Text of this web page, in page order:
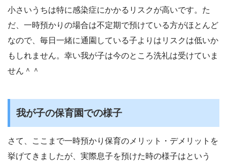
小さいうちは特に感染症にかかるリスクが高いです。た
だ、一時預かりの場合は不定期で預けている方がほとんど
なので、毎日一緒に通園している子よりはリスクは低いか
もしれません。幸い我が子は今のところ洗礼は受けていま
せん＾＾
我が子の保育園での様子
さて、ここまで一時預かり保育のメリット・デメリットを
挙げてきましたが、実際息子を預けた時の様子はという